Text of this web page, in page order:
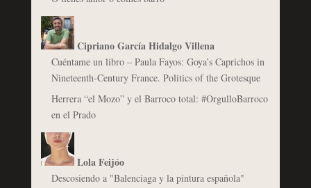
Cipriano García Hidalgo Villena
Cuéntame un libro – Paula Fayos: Goya’s Caprichos in
Nineteenth-Century France. Politics of the Grotesque
Herrera “el Mozo” y el Barroco total: #OrgulloBarroco
en el Prado
Lola Feijóo
Descosiendo a "Balenciaga y la pintura española"